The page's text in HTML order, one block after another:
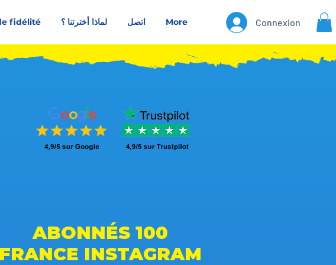
fidélité لماذا أخترتنا ؟ اتصل More Connexion
100 ABONNÉS
FRANCE INSTAGRAM